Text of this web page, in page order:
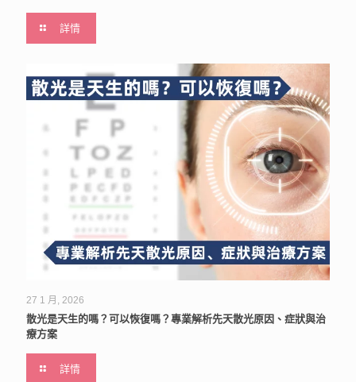
詳情
27 1 月, 2026
散光是天生的嗎？可以恢復嗎？專業解析先天散光原因、症狀與治
療方案
詳情